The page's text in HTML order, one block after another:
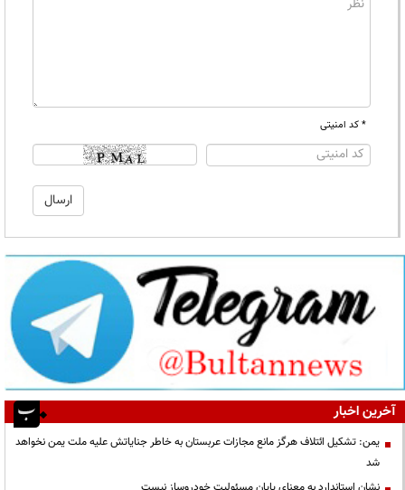
* کد امنیتی
آخرین اخبار
یمن: تشکیل ائتلاف هرگز مانع مجازات عربستان به خاطر جنایاتش علیه ملت یمن نخواهد
شد